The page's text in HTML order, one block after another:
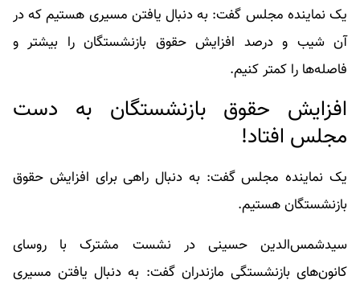
یک نماینده مجلس گفت: به دنبال یافتن مسیری هستیم که در
آن شیب و درصد افزایش حقوق بازنشستگان را بیشتر و
فاصله‌ها را کمتر کنیم.
افزایش حقوق بازنشستگان به دست
مجلس افتاد!
یک نماینده مجلس گفت: به دنبال راهی برای افزایش حقوق
بازنشستگان هستیم.
سیدشمس‌الدین حسینی در نشست مشترک با روسای
کانون‌های بازنشستگی مازندران گفت: به دنبال یافتن مسیری